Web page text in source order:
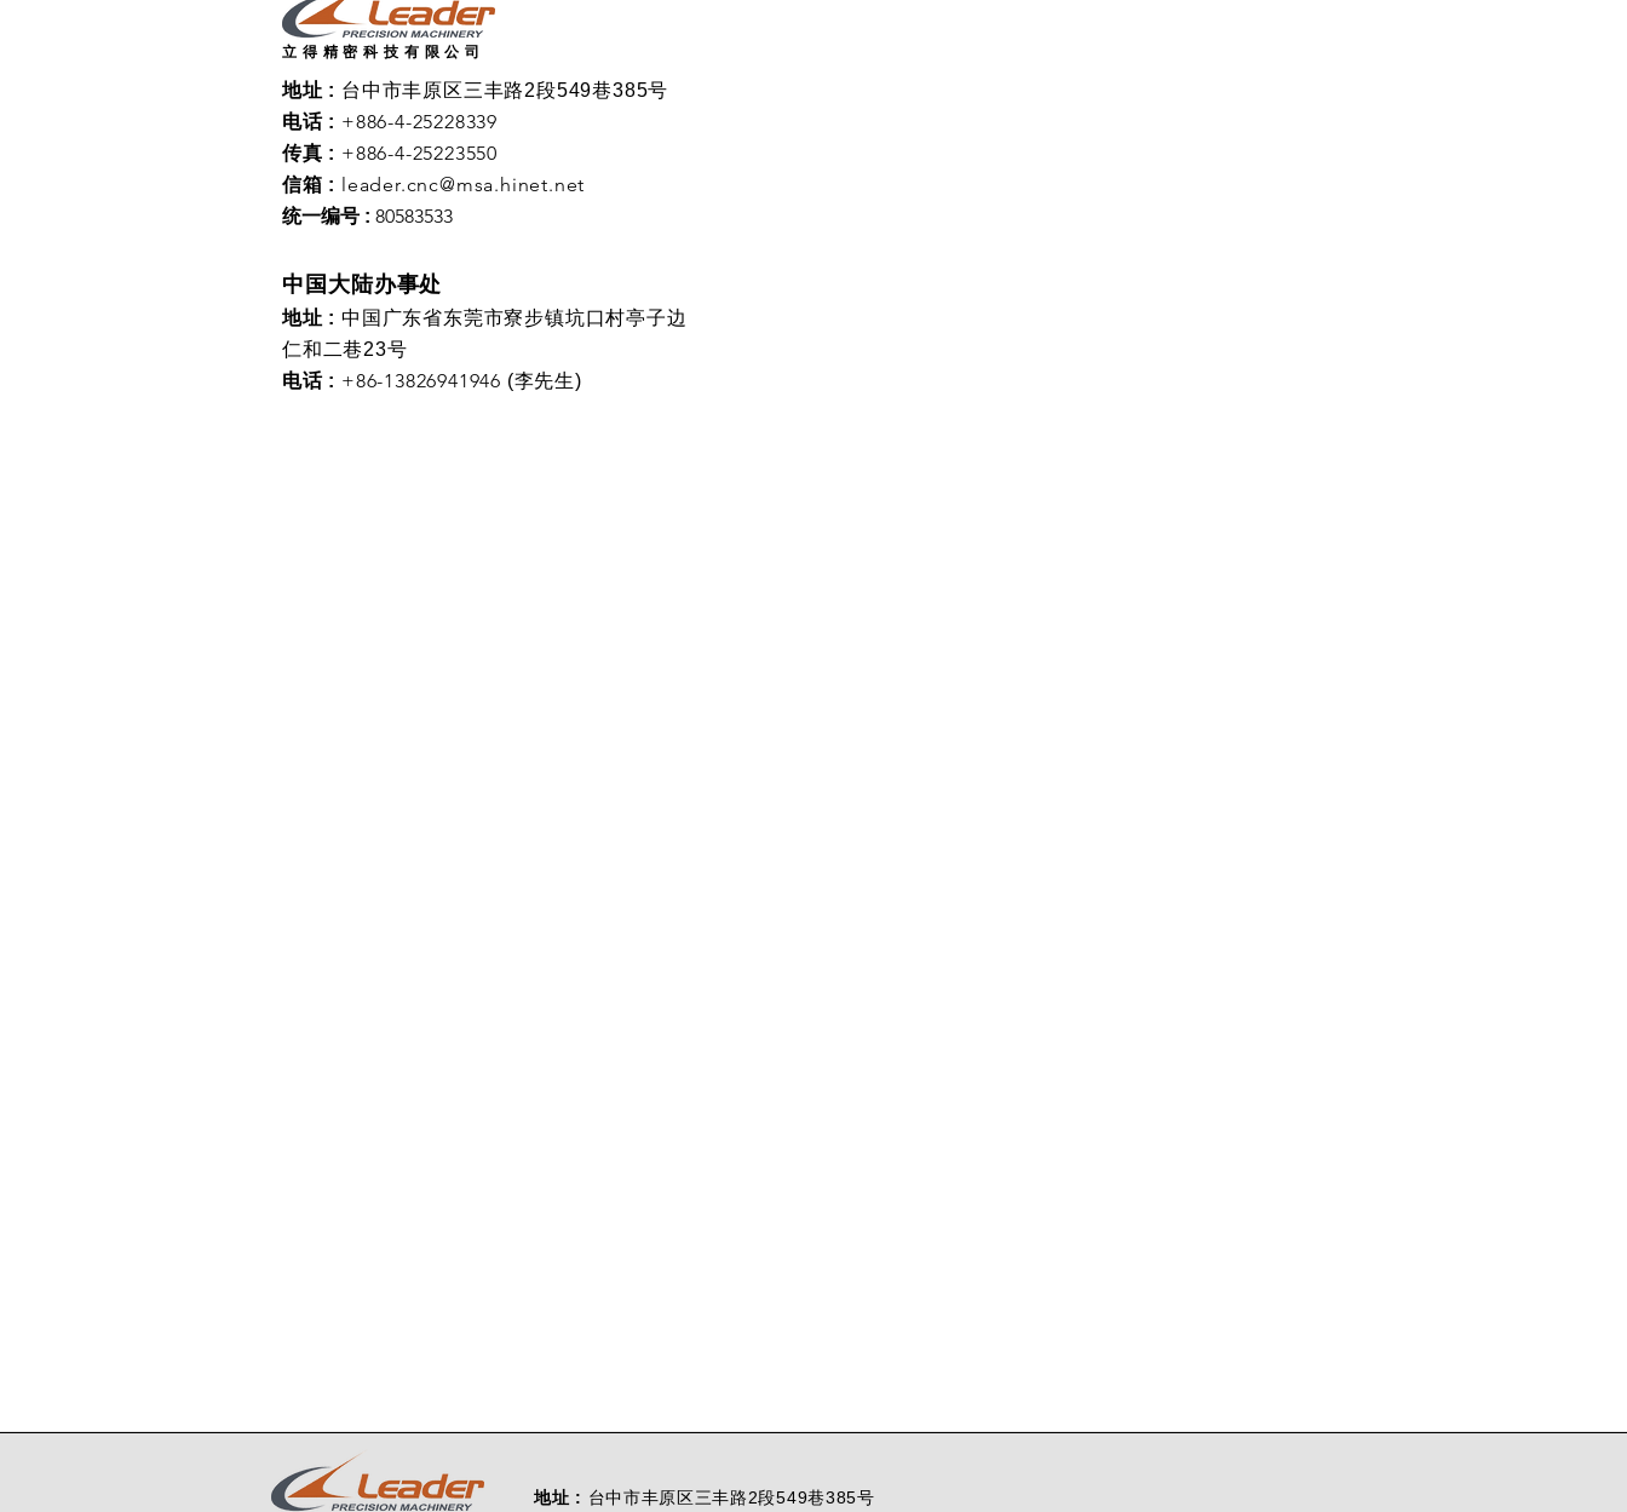
立得精密科技有限公司
地址 : 台中市丰原区三丰路2段549巷385号
电话 : +886-4-25228339
传真 : +886-4-25223550
信箱 : leader.cnc@msa.hinet.net
统一编号 : 80583533
中国大陆办事处
地址 : 中国广东省东莞市寮步镇坑口村亭子边
仁和二巷23号
电话 : +86-13826941946 (李先生)
地址 : 台中市丰原区三丰路2段549巷385号